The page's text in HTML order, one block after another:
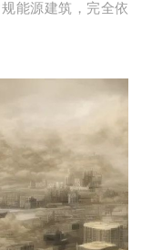
能源建筑，完全依